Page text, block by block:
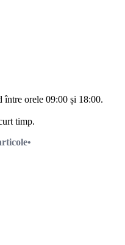
între orele 09:00 și 18:00.
timp.